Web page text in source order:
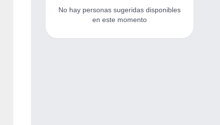
No hay personas sugeridas disponibles
en este momento